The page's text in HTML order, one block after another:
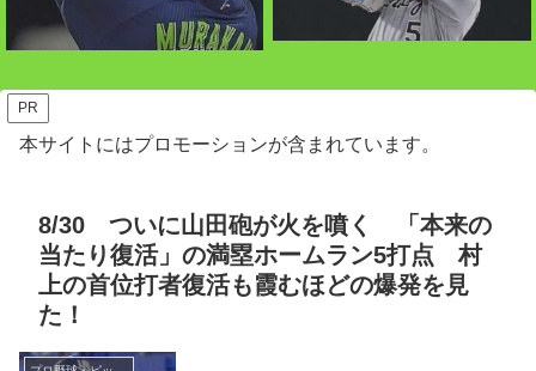
PR
本サイトにはプロモーションが含まれています。
8/30 ついに山田砲が火を噴く 「本来の
当たり復活」の満塁ホームラン5打点 村
上の首位打者復活も霞むほどの爆発を見
た！